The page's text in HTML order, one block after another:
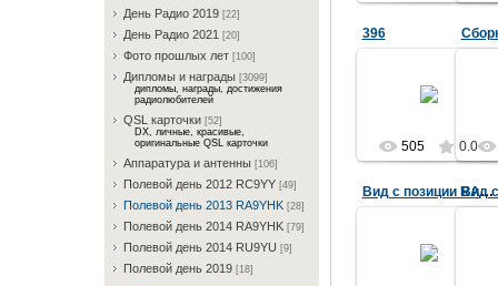
День Радио 2019 [22]
День Радио 2021 [20]
Фото прошлых лет [100]
Дипломы и награды [3099]
дипломы, награды, достижения
радиолюбителей
QSL карточки [52]
DX, личные, красивые,
оригинальные QSL карточки
Аппаратура и антенны [106]
Полевой день 2012 RC9YY [49]
Полевой день 2013 RA9YHK [28]
Полевой день 2014 RA9YHK [79]
Полевой день 2014 RU9YU [9]
Полевой день 2019 [18]
396
505 0.0
Вид с позиции RA9YHK